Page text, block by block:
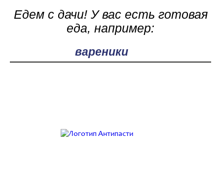
Едем с дачи! У вас есть готовая
еда, например: